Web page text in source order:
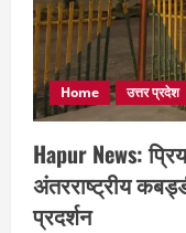
Home उत्तर प्रदेश
Hapur News:
अंतरराष्ट्रीय
प्रदर्शन